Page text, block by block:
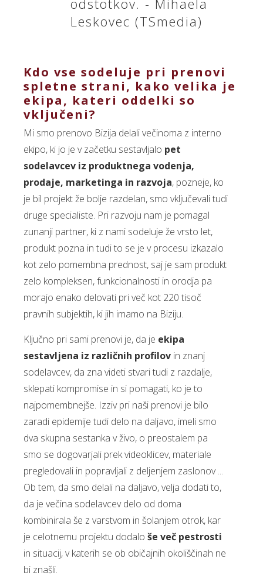
odstotkov. - Mihaela
Leskovec (TSmedia)
Kdo vse sodeluje pri prenovi
spletne strani, kako velika je
ekipa, kateri oddelki so
vključeni?
Mi smo prenovo Bizija delali večinoma z interno
ekipo, ki jo je v začetku sestavljalo pet
sodelavcev iz produktnega vodenja,
prodaje, marketinga in razvoja, pozneje, ko
je bil projekt že bolje razdelan, smo vključevali tudi
druge specialiste. Pri razvoju nam je pomagal
zunanji partner, ki z nami sodeluje že vrsto let,
produkt pozna in tudi to se je v procesu izkazalo
kot zelo pomembna prednost, saj je sam produkt
zelo kompleksen, funkcionalnosti in orodja pa
morajo enako delovati pri več kot 220 tisoč
pravnih subjektih, ki jih imamo na Biziju.
Ključno pri sami prenovi je, da je ekipa
sestavljena iz različnih profilov in znanj
sodelavcev, da zna videti stvari tudi z razdalje,
sklepati kompromise in si pomagati, ko je to
najpomembnejše. Izziv pri naši prenovi je bilo
zaradi epidemije tudi delo na daljavo, imeli smo
dva skupna sestanka v živo, o preostalem pa
smo se dogovarjali prek videoklicev, materiale
pregledovali in popravljali z deljenjem zaslonov ...
Ob tem, da smo delali na daljavo, velja dodati to,
da je večina sodelavcev delo od doma
kombinirala še z varstvom in šolanjem otrok, kar
je celotnemu projektu dodalo še več pestrosti
in situacij, v katerih se ob običajnih okoliščinah ne
bi znašli.